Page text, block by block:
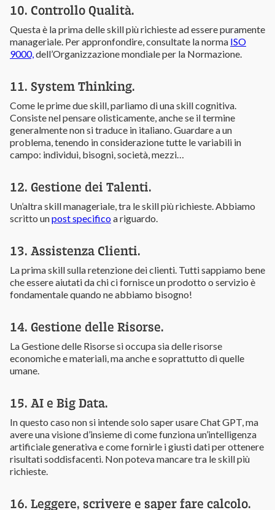
10. Controllo Qualità.
Questa è la prima delle skill più richieste ad essere puramente
manageriale. Per appronfondire, consultate la norma ISO
9000,dell’Organizzazione mondiale per la Normazione.
11. System Thinking.
Come le prime due skill, parliamo di una skill cognitiva.
Consiste nel pensare olisticamente, anche se il termine
generalmente non si traduce in italiano. Guardare a un
problema, tenendo in considerazione tutte le variabili in
campo: individui, bisogni, società, mezzi…
12. Gestione dei Talenti.
Un’altra skill manageriale, tra le skill più richieste. Abbiamo
scritto unpost specificoa riguardo.
13. Assistenza Clienti.
La prima skill sulla retenzione dei clienti. Tutti sappiamo bene
che essere aiutati da chi ci fornisce un prodotto o servizio è
fondamentale quando ne abbiamo bisogno!
14. Gestione delle Risorse.
La Gestione delle Risorse si occupa sia delle risorse
economiche e materiali, ma anche e soprattutto di quelle
umane.
15. AI e Big Data.
In questo caso non si intende solo saper usare Chat GPT, ma
avere una visione d’insieme di come funziona un’intelligenza
artificiale generativa e come fornirle i giusti dati per ottenere
risultati soddisfacenti. Non poteva mancare tra le skill più
richieste.
16. Leggere, scrivere e saper fare calcolo.